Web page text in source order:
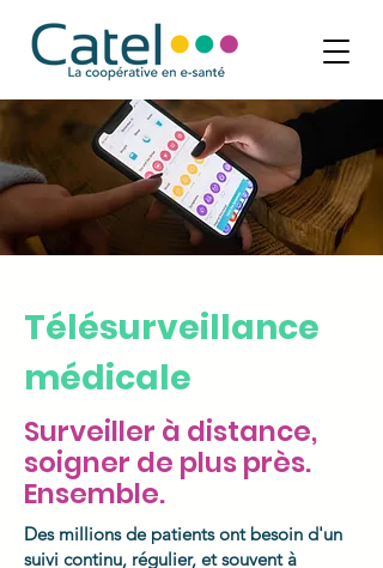
Télésurveillance
médicale
Surveiller à distance,
soigner de plus près.
Ensemble.
Des millions de patients ont besoin d'un
suivi continu, régulier, et souvent à